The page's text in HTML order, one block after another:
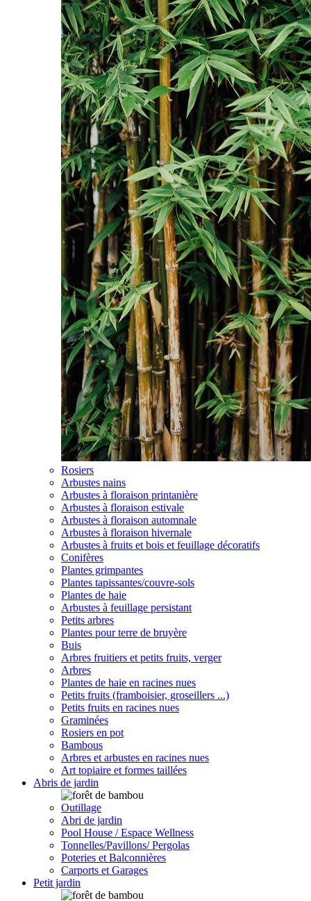
Rosiers
Arbustes nains
Arbustes à floraison printanière
Arbustes à floraison estivale
Arbustes à floraison automnale
Arbustes à floraison hivernale
Arbustes à fruits et bois et feuillage décoratifs
Conifères
Plantes grimpantes
Plantes tapissantes/couvre-sols
Plantes de haie
Arbustes à feuillage persistant
Petits arbres
Plantes pour terre de bruyère
Buis
Arbres fruitiers et petits fruits, verger
Arbres
Plantes de haie en racines nues
Petits fruits (framboisier, groseillers ...)
Petits fruits en racines nues
Graminées
Rosiers en pot
Bambous
Arbres et arbustes en racines nues
Art topiaire et formes taillées
Abris de jardin
Outillage
Abri de jardin
Pool House / Espace Wellness
Tonnelles/Pavillons/ Pergolas
Poteries et Balconnières
Carports et Garages
Petit jardin